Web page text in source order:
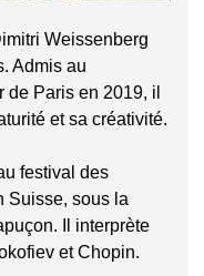
Weissenberg
Admis au
Paris en 2019, il
et sa créativité.
festival des
Suisse, sous la
Il interprète
et Chopin.